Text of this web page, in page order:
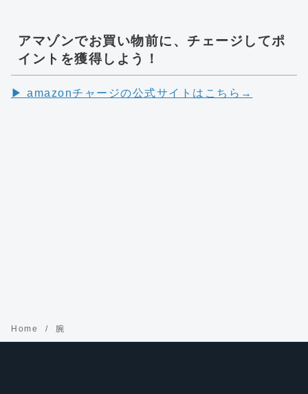
アマゾンでお買い物前に、チェージしてポ
イントを獲得しよう！
▶︎ amazonチャージの公式サイトはこちら→
Home 腕